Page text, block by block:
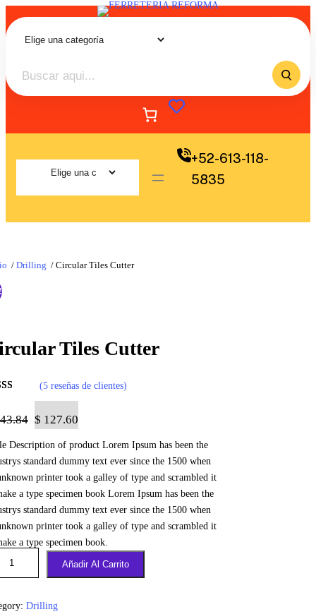
+52-613-118-
5835
/ Drilling / Circular Tiles Cutter
Tiles Cutter
sobre 5
clientes
(5 reseñas de clientes)
$ 127.60
Description of product Lorem Ipsum has been the
standard dummy text ever since the 1500 when
printer took a galley of type and scrambled it
a type specimen book Lorem Ipsum has been the
standard dummy text ever since the 1500 when
printer took a galley of type and scrambled it
a type specimen book.
Añadir Al Carrito
Drilling